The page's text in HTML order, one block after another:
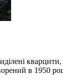
в 1950